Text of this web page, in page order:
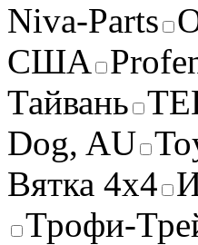
Niva-Parts
США
Тайвань
Dog, AU
Вятка 4х4
Трофи-